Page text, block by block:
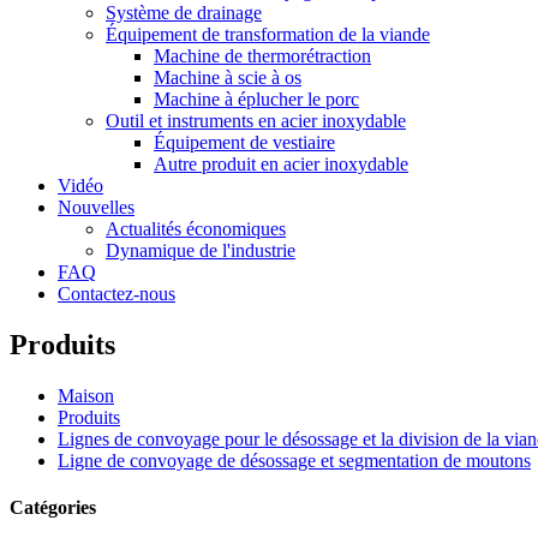
Système de drainage
Équipement de transformation de la viande
Machine de thermorétraction
Machine à scie à os
Machine à éplucher le porc
Outil et instruments en acier inoxydable
Équipement de vestiaire
Autre produit en acier inoxydable
Vidéo
Nouvelles
Actualités économiques
Dynamique de l'industrie
FAQ
Contactez-nous
Produits
Maison
Produits
Lignes de convoyage pour le désossage et la division de la
Ligne de convoyage de désossage et segmentation de moutons
Catégories